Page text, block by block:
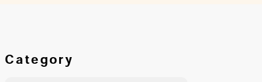
Category